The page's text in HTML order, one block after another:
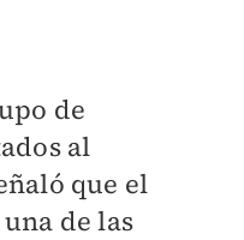
de
al
que el
de las